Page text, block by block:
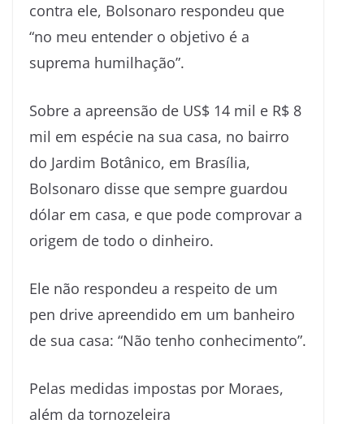
contra ele, Bolsonaro respondeu que
“no meu entender o objetivo é a
suprema humilhação”.
Sobre a apreensão de US$ 14 mil e R$ 8
mil em espécie na sua casa, no bairro
do Jardim Botânico, em Brasília,
Bolsonaro disse que sempre guardou
dólar em casa, e que pode comprovar a
origem de todo o dinheiro.
Ele não respondeu a respeito de um
pen drive apreendido em um banheiro
de sua casa: “Não tenho conhecimento”.
Pelas medidas impostas por Moraes,
além da tornozeleira